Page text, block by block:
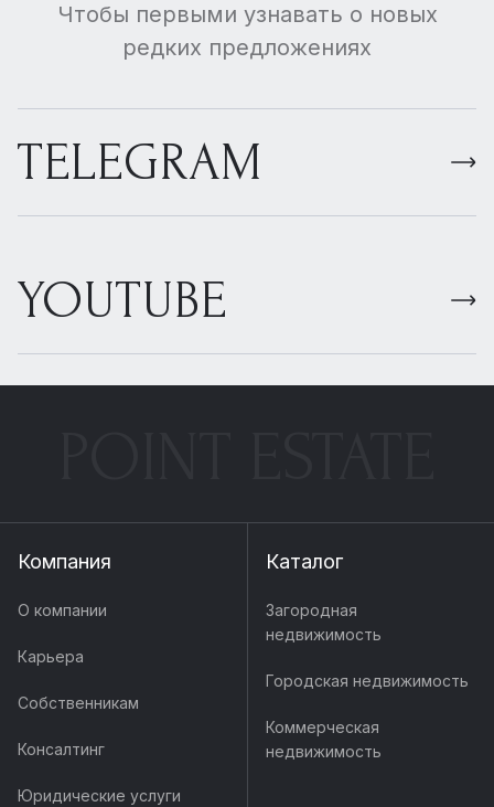
Чтобы первыми узнавать о новых
редких предложениях
TELEGRAM
YOUTUBE
Компания
О компании
Карьера
Собственникам
Консалтинг
Юридические услуги
Каталог
Загородная
недвижимость
Городская недвижимость
Коммерческая
недвижимость